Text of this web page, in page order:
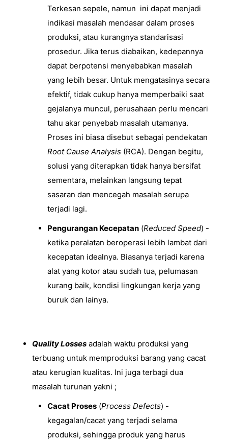
Terkesan sepele, namun ini dapat menjadi
indikasi masalah mendasar dalam proses
produksi, atau kurangnya standarisasi
prosedur. Jika terus diabaikan, kedepannya
dapat berpotensi menyebabkan masalah
yang lebih besar. Untuk mengatasinya secara
efektif, tidak cukup hanya memperbaiki saat
gejalanya muncul, perusahaan perlu mencari
tahu akar penyebab masalah utamanya.
Proses ini biasa disebut sebagai pendekatan
Root Cause Analysis (RCA). Dengan begitu,
solusi yang diterapkan tidak hanya bersifat
sementara, melainkan langsung tepat
sasaran dan mencegah masalah serupa
terjadi lagi.
Pengurangan Kecepatan (Reduced Speed) -
ketika peralatan beroperasi lebih lambat dari
kecepatan idealnya. Biasanya terjadi karena
alat yang kotor atau sudah tua, pelumasan
kurang baik, kondisi lingkungan kerja yang
buruk dan lainya.
Quality Losses adalah waktu produksi yang
terbuang untuk memproduksi barang yang cacat
atau kerugian kualitas. Ini juga terbagi dua
masalah turunan yakni ;
Cacat Proses (Process Defects) -
kegagalan/cacat yang terjadi selama
produksi, sehingga produk yang harus